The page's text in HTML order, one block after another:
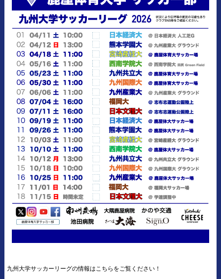
九州大学サッカーリーグの情報はこちらをご覧ください！